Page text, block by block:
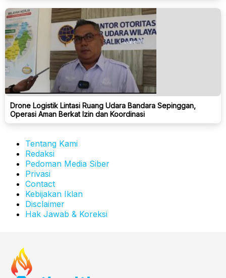
Drone Logistik Lintasi Ruang Udara Bandara Sepinggan,
Operasi Aman Berkat Izin dan Koordinasi
Tentang Kami
Redaksi
Pedoman Media Siber
Privasi
Contact
Kebijakan Iklan
Disclaimer
Hak Jawab & Koreksi